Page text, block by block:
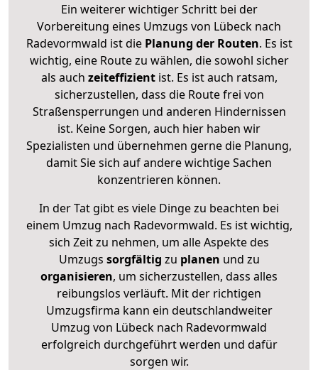
Ein weiterer wichtiger Schritt bei der
Vorbereitung eines Umzugs von Lübeck nach
Radevormwald ist diePlanung der Routen. Es ist
wichtig, eine Route zu wählen, die sowohl sicher
als auch zeiteffizientist. Es ist auch ratsam,
sicherzustellen, dass die Route frei von
Straßensperrungen und anderen Hindernissen
ist. Keine Sorgen, auch hier haben wir
Spezialisten und übernehmen gerne die Planung,
damit Sie sich auf andere wichtige Sachen
konzentrieren können.
In der Tat gibt es viele Dinge zu beachten bei
einem Umzug nach Radevormwald. Es ist wichtig,
sich Zeit zu nehmen, um alle Aspekte des
Umzugs sorgfältig zu planen und zu
organisieren, um sicherzustellen, dass alles
reibungslos verläuft. Mit der richtigen
Umzugsfirma kann ein deutschlandweiter
Umzug von Lübeck nach Radevormwald
erfolgreich durchgeführt werden und dafür
sorgen wir.